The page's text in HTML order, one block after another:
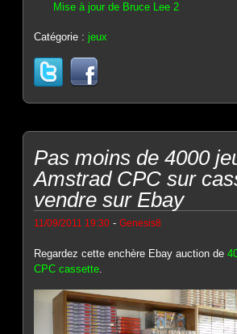
Mise à jour de Bruce Lee 2
Catégorie :jeux
Pas moins de 4000
Amstrad CPC sur
vendre sur Ebay
11/09/2011 19:30 -Genesis8
Regardez cette enchère Ebay auction de
CPC cassette.